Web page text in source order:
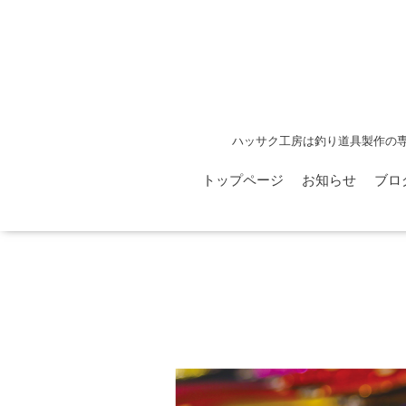
ハッサク工房は釣り道具製作の
トップページ お知らせ ブロ